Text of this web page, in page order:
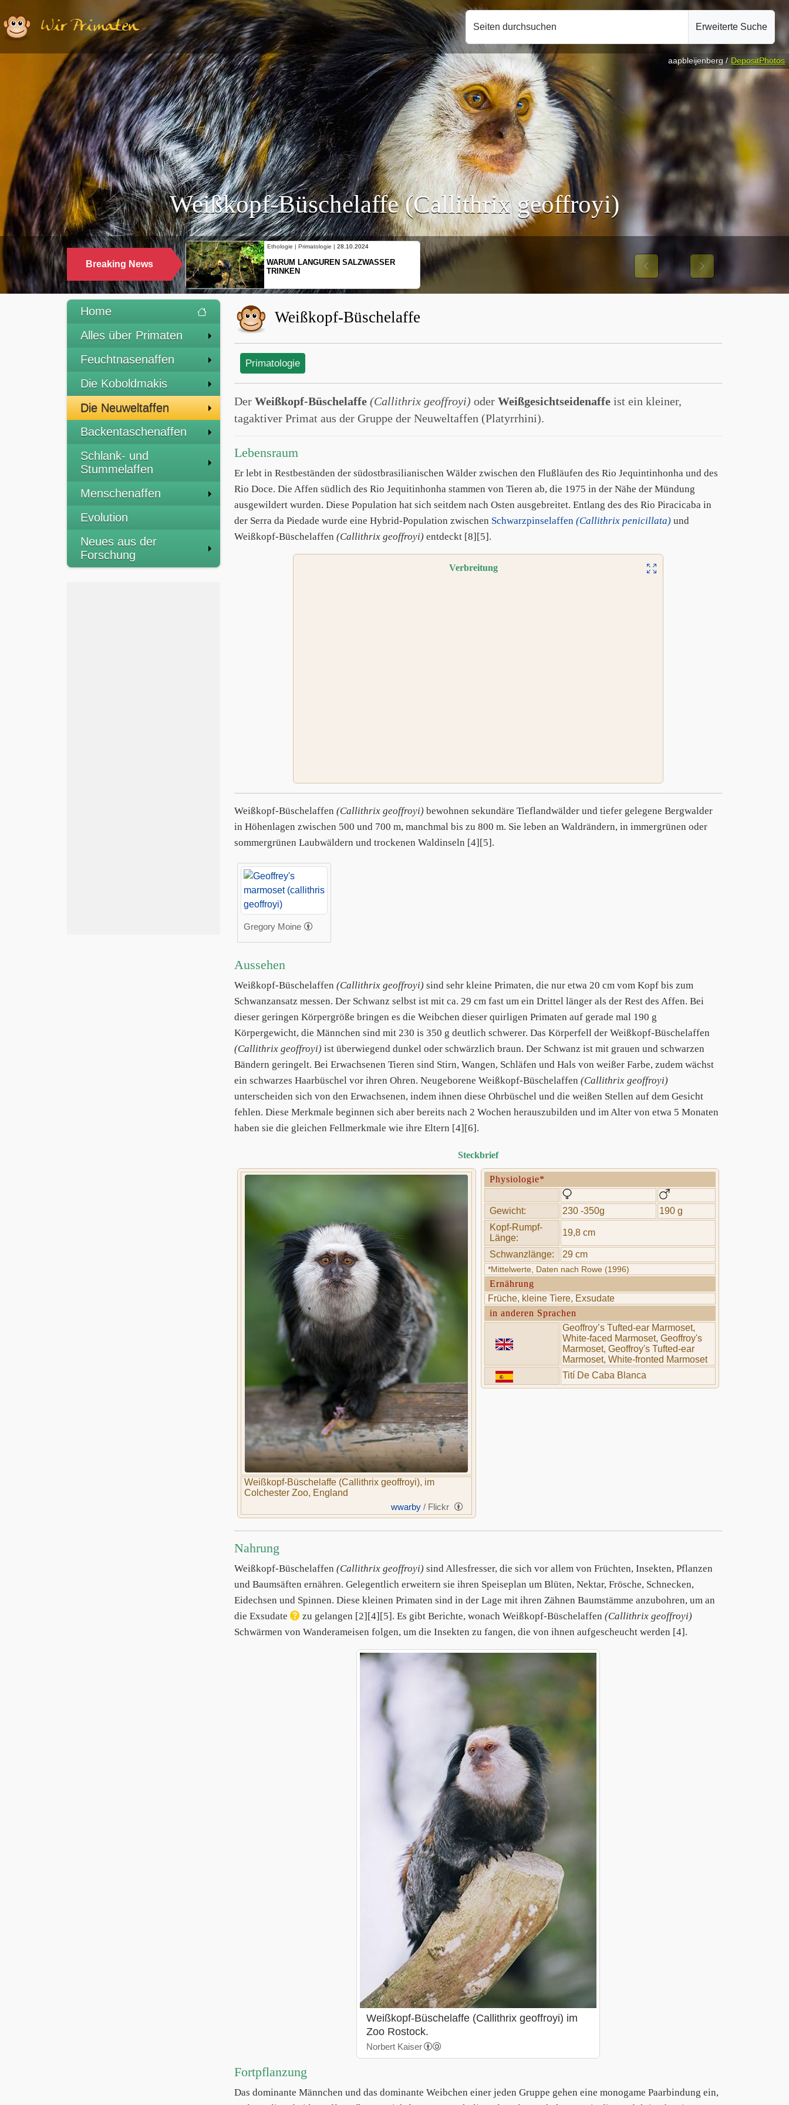
Wir Primaten Seiten durchsuchen Erweiterte Suche
Weißkopf-Büschelaffe (Callithrix geoffroyi)
Breaking News
Ethologie | Primatologie | 10.10.2024
NEUES VON WEIBLICHEN
SCHOPFGIBBONS UND IHRER
Previous Next
aapbleijenberg / DepositPhotos
Home
Alles über Primaten
Feuchtnasenaffen
Die Koboldmakis
Die Neuweltaffen
Backentaschenaffen
Schlank- und
Stummelaffen
Menschenaffen
Evolution
Neues aus der
Forschung
Weißkopf-Büschelaffe
Primatologie
Der Weißkopf-Büschelaffe (Callithrix geoffroyi) oder Weißgesichtseidenaffe ist ein kleiner,
tagaktiver Primat aus der Gruppe der Neuweltaffen (Platyrrhini).
Lebensraum
Er lebt in Restbeständen der südostbrasilianischen Wälder zwischen den Flußläufen des Rio Jequintinhonha und des
Rio Doce. Die Affen südlich des Rio Jequitinhonha stammen von Tieren ab, die 1975 in der Nähe der Mündung
ausgewildert wurden. Diese Population hat sich seitdem nach Osten ausgebreitet. Entlang des des Rio Piracicaba in
der Serra da Piedade wurde eine Hybrid-Population zwischen Schwarzpinselaffen (Callithrix penicillata) und
Weißkopf-Büschelaffen (Callithrix geoffroyi) entdeckt [8][5].
Verbreitung
Weißkopf-Büschelaffen (Callithrix geoffroyi) bewohnen sekundäre Tieflandwälder und tiefer gelegene Bergwalder
in Höhenlagen zwischen 500 und 700 m, manchmal bis zu 800 m. Sie leben an Waldrändern, in immergrünen oder
sommergrünen Laubwäldern und trockenen Waldinseln [4][5].
Gregory Moine
Aussehen
Weißkopf-Büschelaffen (Callithrix geoffroyi) sind sehr kleine Primaten, die nur etwa 20 cm vom Kopf bis zum
Schwanzansatz messen. Der Schwanz selbst ist mit ca. 29 cm fast um ein Drittel länger als der Rest des Affen. Bei
dieser geringen Körpergröße bringen es die Weibchen dieser quirligen Primaten auf gerade mal 190 g
Körpergewicht, die Männchen sind mit 230 is 350 g deutlich schwerer. Das Körperfell der Weißkopf-Büschelaffen
(Callithrix geoffroyi) ist überwiegend dunkel oder schwärzlich braun. Der Schwanz ist mit grauen und schwarzen
Bändern geringelt. Bei Erwachsenen Tieren sind Stirn, Wangen, Schläfen und Hals von weißer Farbe, zudem wächst
ein schwarzes Haarbüschel vor ihren Ohren. Neugeborene Weißkopf-Büschelaffen (Callithrix geoffroyi)
unterscheiden sich von den Erwachsenen, indem ihnen diese Ohrbüschel und die weißen Stellen auf dem Gesicht
fehlen. Diese Merkmale beginnen sich aber bereits nach 2 Wochen herauszubilden und im Alter von etwa 5 Monaten
haben sie die gleichen Fellmerkmale wie ihre Eltern [4][6].
Steckbrief
Weißkopf-Büschelaffe (Callithrix geoffroyi), im
Colchester Zoo, England
wwarby / Flickr
Physiologie*
Gewicht: 230 -350g
190 g
Kopf-Rumpf-
Länge:
19,8 cm
Schwanzlänge: 29 cm
*Mittelwerte, Daten nach Rowe (1996)
Ernährung
Früche, kleine Tiere, Exsudate
in anderen Sprachen
Geoffroy’s Tufted-ear Marmoset,
White-faced Marmoset, Geoffroy's
Marmoset, Geoffroy's Tufted-ear
Marmoset, White-fronted Marmoset
Tití De Caba Blanca
Nahrung
Weißkopf-Büschelaffen (Callithrix geoffroyi) sind Allesfresser, die sich vor allem von Früchten, Insekten, Pflanzen
und Baumsäften ernähren. Gelegentlich erweitern sie ihren Speiseplan um Blüten, Nektar, Frösche, Schnecken,
Eidechsen und Spinnen. Diese kleinen Primaten sind in der Lage mit ihren Zähnen Baumstämme anzubohren, um an
die Exsudate
zu gelangen [2][4][5]. Es gibt Berichte, wonach Weißkopf-Büschelaffen (Callithrix geoffroyi)
Schwärmen von Wanderameisen folgen, um die Insekten zu fangen, die von ihnen aufgescheucht werden [4].
Weißkopf-Büschelaffe (Callithrix geoffroyi) im
Zoo Rostock.
Norbert Kaiser
Fortpflanzung
Das dominante Männchen und das dominante Weibchen einer jeden Gruppe gehen eine monogame Paarbindung ein,